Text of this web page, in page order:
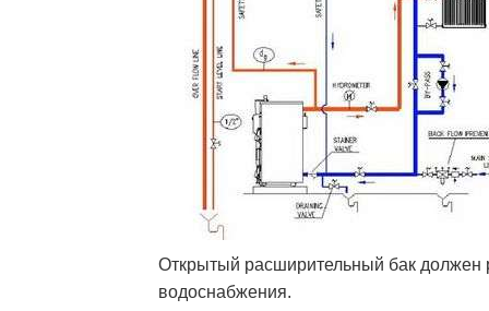
Открытый расширительный бак должен
водоснабжения.